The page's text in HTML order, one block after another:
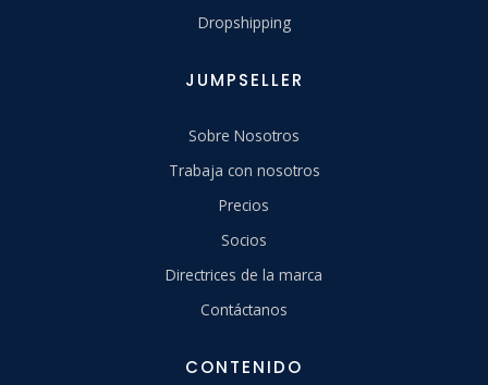
Dropshipping
JUMPSELLER
Sobre Nosotros
Trabaja con nosotros
Precios
Socios
Directrices de la marca
Contáctanos
CONTENIDO